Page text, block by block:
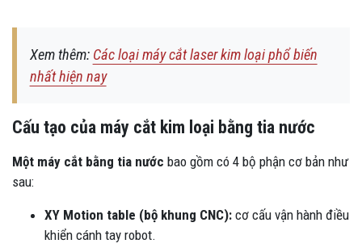
Xem thêm: Các loại máy cắt laser kim loại phổ biến
nhất hiện nay
Cấu tạo của máy cắt kim loại bằng tia nước
Một máy cắt bằng tia nước bao gồm có 4 bộ phận cơ bản như
sau:
XY Motion table (bộ khung CNC): cơ cấu vận hành điều
khiển cánh tay robot.